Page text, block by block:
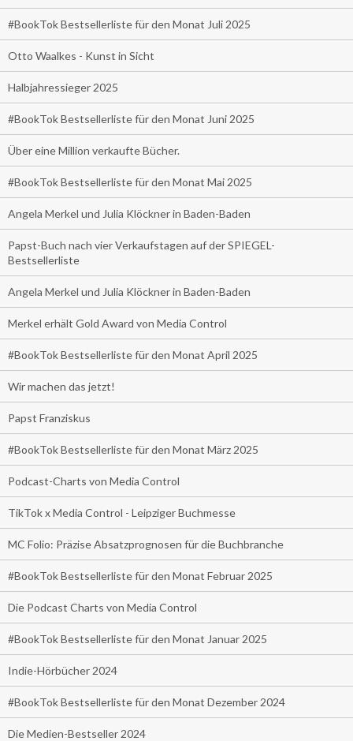
#BookTok Bestsellerliste für den Monat Juli 2025
Otto Waalkes - Kunst in Sicht
Halbjahressieger 2025
#BookTok Bestsellerliste für den Monat Juni 2025
Über eine Million verkaufte Bücher.
#BookTok Bestsellerliste für den Monat Mai 2025
Angela Merkel und Julia Klöckner in Baden-Baden
Papst-Buch nach vier Verkaufstagen auf der SPIEGEL-
Bestsellerliste
Angela Merkel und Julia Klöckner in Baden-Baden
Merkel erhält Gold Award von Media Control
#BookTok Bestsellerliste für den Monat April 2025
Wir machen das jetzt!
Papst Franziskus
#BookTok Bestsellerliste für den Monat März 2025
Podcast-Charts von Media Control
TikTok x Media Control - Leipziger Buchmesse
MC Folio: Präzise Absatzprognosen für die Buchbranche
#BookTok Bestsellerliste für den Monat Februar 2025
Die Podcast Charts von Media Control
#BookTok Bestsellerliste für den Monat Januar 2025
Indie-Hörbücher 2024
#BookTok Bestsellerliste für den Monat Dezember 2024
Die Medien-Bestseller 2024